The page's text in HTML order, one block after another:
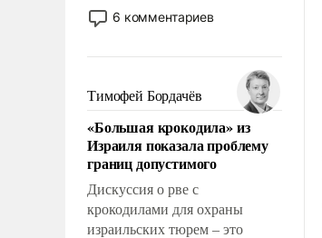
Мир, где этому населению все
должны просто по
политические прожекты будут
беспрекословно оплачиваться
за счет российских
налогоплательщиков и где за
свои поступки не нужно
отвечать.
6 комментариев
Тимофей Бордачёв
«Большая крокодила» из
Израиля показала проблему
границ допустимого
Дискуссия о рве с
крокодилами для охраны
израильских тюрем – это